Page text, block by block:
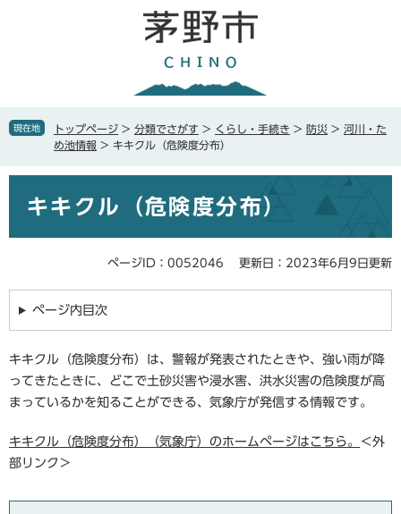
で
ば
本
現在地 トップページ > 分類でさがす > くらし・手続き > 防災 > 河川・た
め池情報 > キキクル（危険度分布）
キキクル（危険度分布）
ページID：0052046 更新日：2023年6月9日更新
ページ内目次
キキクル（危険度分布）は、警報が発表されたときや、強い雨が降
ってきたときに、どこで土砂災害や浸水害、洪水災害の危険度が高
まっているかを知ることができる、気象庁が発信する情報です。
キキクル（危険度分布）（気象庁）のホームページはこちら。
＜外
部リンク＞